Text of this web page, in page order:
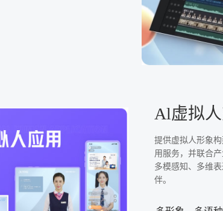
Al虚拟
提供虚拟人形象
用服务，并联合
多模感知、多维
伴。